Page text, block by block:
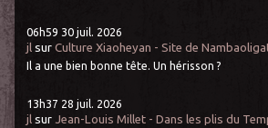
06h59 30 juil. 2026
jl surCulture Xiaoheyan - Site de
Il a une bien bonne tête. Un hérisson ?
13h37 28 juil. 2026
jl surJean-Louis Millet - Dans les plis du